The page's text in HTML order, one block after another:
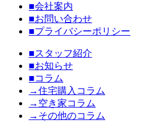
■会社案内
■お問い合わせ
■プライバシーポリシー
■スタッフ紹介
■お知らせ
■コラム
→住宅購入コラム
→空き家コラム
→その他のコラム